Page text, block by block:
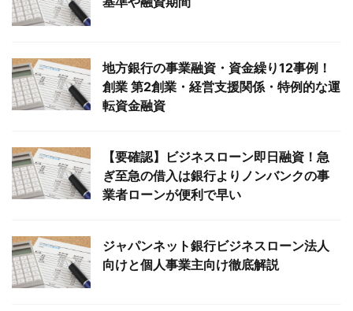
地方銀行の事業融資・資金繰り12事例！
創業 第2創業・経営支援関係・特例的な運
転資金融資
【要確認】ビジネスローン即日融資！急
ぎ至急の借入は銀行よりノンバンクの事
業者ローンが便利で早い
ジャパンネット銀行ビジネスローン法人
向けと個人事業主向け徹底解説